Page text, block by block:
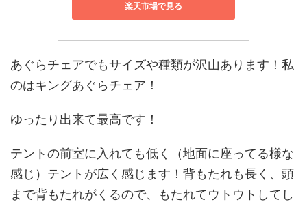
楽天市場で見る
あぐらチェアでもサイズや種類が沢山あります！私
のはキングあぐらチェア！
ゆったり出来て最高です！
テントの前室に入れても低く（地面に座ってる様な
感じ）テントが広く感じます！背もたれも長く、頭
まで背もたれがくるので、もたれてウトウトしてし